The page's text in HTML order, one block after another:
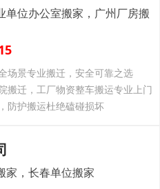
单位办公室搬家，广州厂房搬
场景专业搬迁，安全可靠之选
搬迁，工厂物资整车搬运专业上门
防护搬运杜绝磕碰损坏
家，长春单位搬家